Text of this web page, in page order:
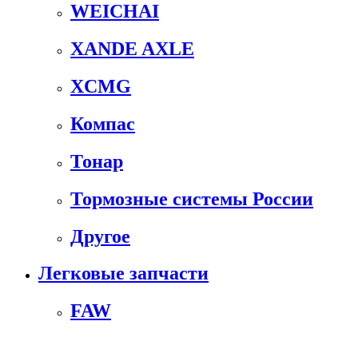
WEICHAI
XANDE AXLE
XCMG
Компас
Тонар
Тормозные системы России
Другое
Легковые запчасти
FAW